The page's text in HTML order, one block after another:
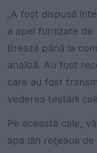
„A fost dispusă
a apei furnizate de
Breaza până la
analiză. Au fost
care au fost
vederea testării
Pe această cale,
apa din reţeaua